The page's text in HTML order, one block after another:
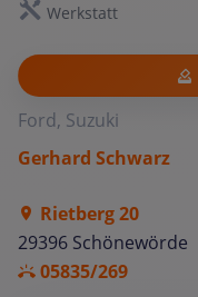
Werkstatt
Ford, Suzuki
Gerhard Schwarz
Rietberg 20
29396 Schönewörde
05835/269